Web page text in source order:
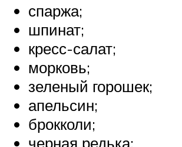
спаржа;
шпинат;
кресс-салат;
морковь;
зеленый горошек;
апельсин;
брокколи;
черная редька;